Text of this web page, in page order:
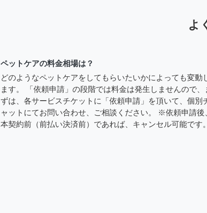
よ
ペットケアの料金相場は？
どのようなペットケアをしてもらいたいかによっても変動
ます。 「依頼申請」の段階では料金は発生しませんので、
ずは、各サービスチケットに「依頼申請」を頂いて、個別
ャットにてお問い合わせ、ご相談ください。 ※依頼申請後
本契約前（前払い決済前）であれば、キャンセル可能です。